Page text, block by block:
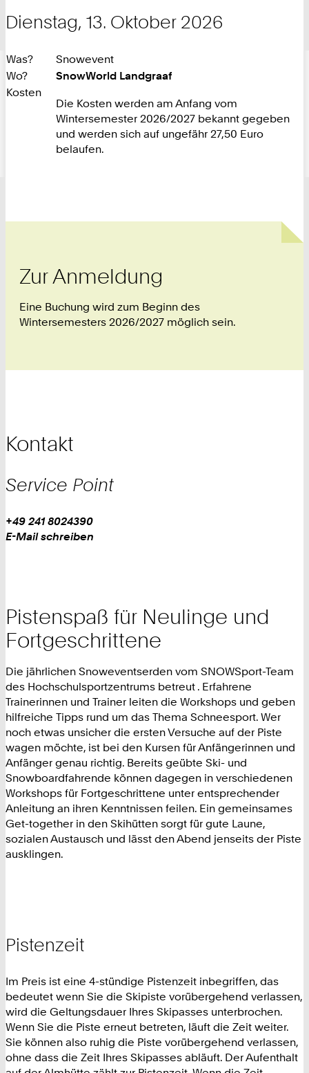
Dienstag, 13. Oktober 2026
Was?
Snowevent
Wo?
SnowWorld Landgraaf
Kosten
Die Kosten werden am Anfang vom
Wintersemester 2026/2027 bekannt gegeben
und werden sich auf ungefähr 27,50 Euro
belaufen.
Zur Anmeldung
Eine Buchung wird zum Beginn des
Wintersemesters 2026/2027 möglich sein.
Kontakt
Service Point
Work
Telefon:
+
1
8
0
4
3
9
0
+49 241 8024390
Work
E-Mail schreiben
Pistenspaß für Neulinge und
Fortgeschrittene
Die jährlichen Snoweventserden vom SNOWSport-Team
des Hochschulsportzentrums betreut . Erfahrene
Trainerinnen und Trainer leiten die Workshops und geben
hilfreiche Tipps rund um das Thema Schneesport. Wer
noch etwas unsicher die ersten Versuche auf der Piste
wagen möchte, ist bei den Kursen für Anfängerinnen und
Anfänger genau richtig. Bereits geübte Ski- und
Snowboardfahrende können dagegen in verschiedenen
Workshops für Fortgeschrittene unter entsprechender
Anleitung an ihren Kenntnissen feilen. Ein gemeinsames
Get-together in den Skihütten sorgt für gute Laune,
sozialen Austausch und lässt den Abend jenseits der Piste
ausklingen.
Pistenzeit
Im Preis ist eine 4-stündige Pistenzeit inbegriffen, das
bedeutet wenn Sie die Skipiste vorübergehend verlassen,
wird die Geltungsdauer Ihres Skipasses unterbrochen.
Wenn Sie die Piste erneut betreten, läuft die Zeit weiter.
Sie können also ruhig die Piste vorübergehend verlassen,
ohne dass die Zeit Ihres Skipasses abläuft. Der Aufenthalt